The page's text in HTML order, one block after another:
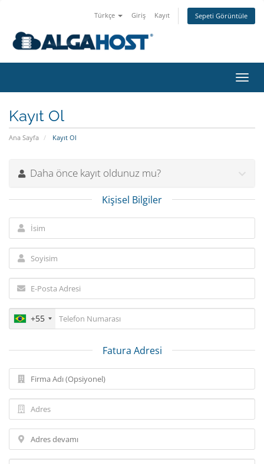
Türkçe Giriş Kayıt Sepeti Görüntüle
Kayıt Ol
Ana Sayfa Kayıt Ol
Daha önce kayıt oldunuz mu?
Kişisel Bilgiler
+55
Fatura Adresi